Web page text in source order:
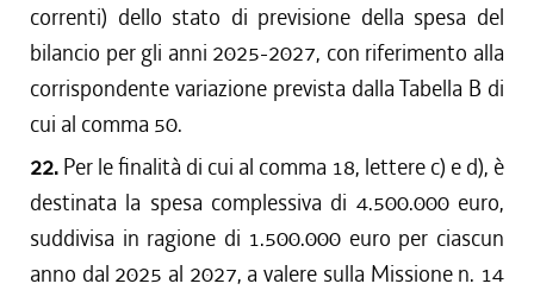
correnti) dello stato di previsione della spesa del
bilancio per gli anni 2025-2027, con riferimento alla
corrispondente variazione prevista dalla Tabella B di
cui al comma 50.
22. Per le finalità di cui al comma 18, lettere c) e d), è
destinata la spesa complessiva di 4.500.000 euro,
suddivisa in ragione di 1.500.000 euro per ciascun
anno dal 2025 al 2027, a valere sulla Missione n. 14